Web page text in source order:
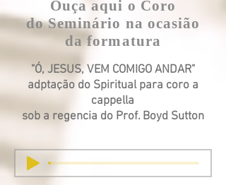
Ouça aqui o Coro
doSeminário na ocasião
da formatura
"Ó, JESUS, VEM COMIGO ANDAR"
adptação do Spiritual para coro a
cappella
sob a regencia do Prof. Boyd Sutton